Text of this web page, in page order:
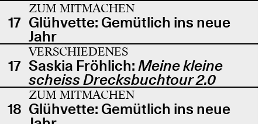
17
ZUM MITMACHEN
Glühvette: Gemütlich ins neue
Jahr
17
VERSCHIEDENES
Saskia Fröhlich: Meine kleine
scheiss Drecksbuchtour 2.0
18
ZUM MITMACHEN
Glühvette: Gemütlich ins neue